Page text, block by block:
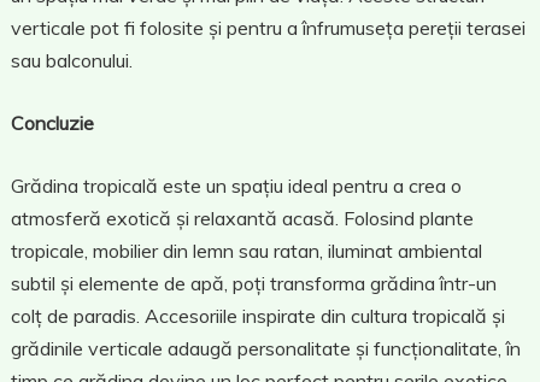
verticale pot fi folosite și pentru a înfrumuseța pereții terasei
sau balconului.
Concluzie
Grădina tropicală este un spațiu ideal pentru a crea o
atmosferă exotică și relaxantă acasă. Folosind plante
tropicale, mobilier din lemn sau ratan, iluminat ambiental
subtil și elemente de apă, poți transforma grădina într-un
colț de paradis. Accesoriile inspirate din cultura tropicală și
grădinile verticale adaugă personalitate și funcționalitate, în